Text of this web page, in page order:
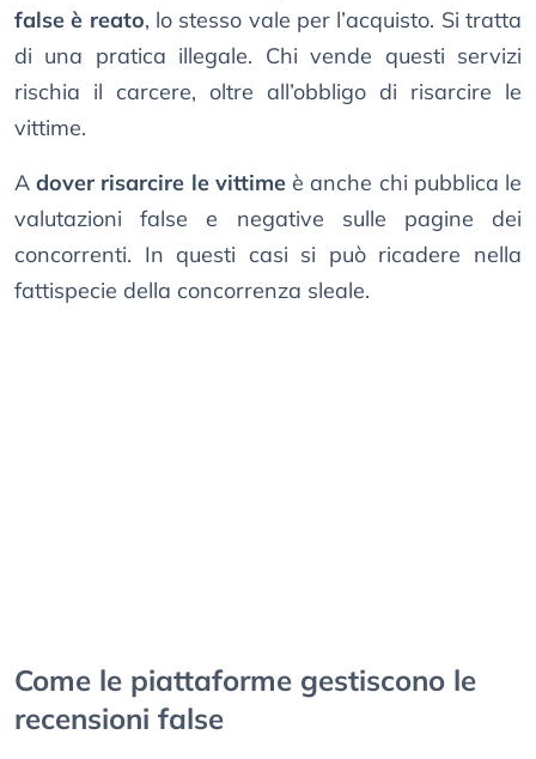
false è reato, lo stesso vale per l’acquisto. Si tratta
di una pratica illegale. Chi vende questi servizi
rischia il carcere, oltre all’obbligo di risarcire le
vittime.
Adover risarcire le vittimeè anche chi pubblica le
valutazioni false e negative sulle pagine dei
concorrenti. In questi casi si può ricadere nella
fattispecie della concorrenza sleale.
Come le piattaforme gestiscono le
recensioni false